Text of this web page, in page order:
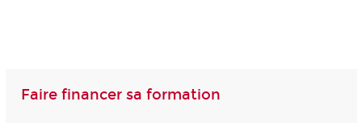
Faire financer sa formation